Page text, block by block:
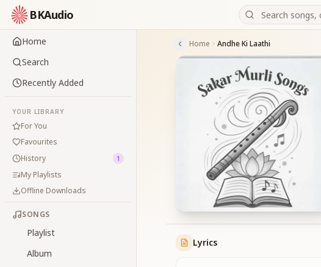
BKAudio
Home
Search
Recently Added
YOUR LIBRARY
For You
Favourites
History
1
My Playlists
Offline Downloads
SONGS
Playlist
Album
Home Andhe Ki Laathi
Lyrics